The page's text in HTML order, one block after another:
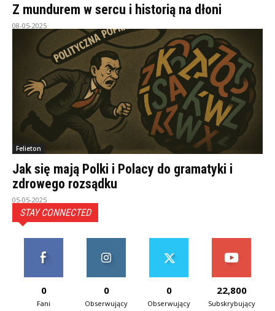
Z mundurem w sercu i historią na dłoni
08-05-2025
Felieton
Jak się mają Polki i Polacy do gramatyki i
zdrowego rozsądku
05-05-2025
STAY CONNECTED
0
Fani
0
Obserwujący
0
Obserwujący
22,800
Subskrybujący